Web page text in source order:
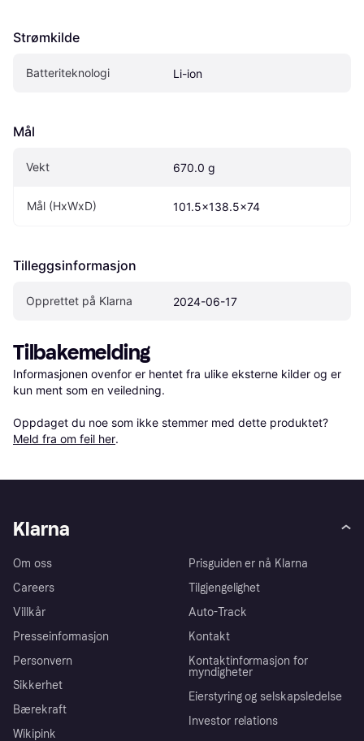
Strømkilde
Batteriteknologi Li-ion
Mål
Vekt 670.0 g
Mål (HxWxD) 101.5x138.5x74
Tilleggsinformasjon
Opprettet på Klarna 2024-06-17
Tilbakemelding
Informasjonen ovenfor er hentet fra ulike eksterne kilder og er
kun ment som en veiledning.
Oppdaget du noe som ikke stemmer med dette produktet?
Meld fra om feil her.
Klarna
Om oss
Careers
Villkår
Presseinformasjon
Personvern
Sikkerhet
Bærekraft
Wikipink
Prisguiden er nå Klarna
Tilgjengelighet
Auto-Track
Kontakt
Kontaktinformasjon for
myndigheter
Eierstyring og selskapsledelse
Investor relations